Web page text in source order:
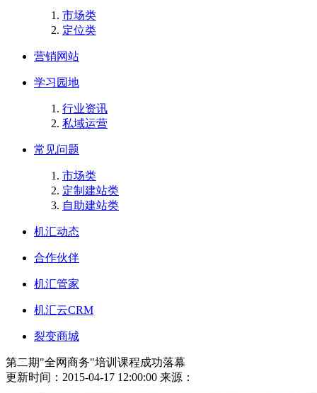
市场类
定位类
营销网站
学习园地
行业资讯
私域运营
常见问题
市场类
定制建站类
自助建站类
机汇动态
合作伙伴
机汇管家
机汇云CRM
裂变商城
第二期"全网商务"培训课程成功落幕
更新时间：2015-04-17 12:00:00 来源：